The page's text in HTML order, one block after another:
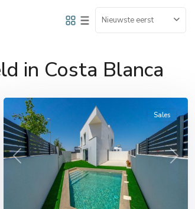
Nieuwste eerst
in Costa Blanca
Previous Next
Sales